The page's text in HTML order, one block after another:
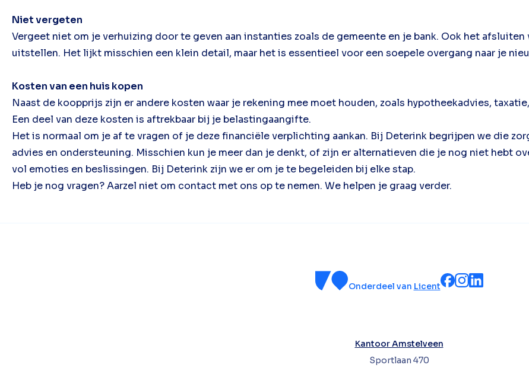
Niet vergeten
Vergeet niet om je verhuizing door te geven aan instanties zoals de gemeente en je bank. Ook het
uitstellen. Het lijkt misschien een klein detail, maar het is essentieel voor een soepele overgang naar je
Kosten van een huis kopen
Naast de koopprijs zijn er andere kosten waar je rekening mee moet houden, zoals hypotheekadvies,
Een deel van deze kosten is aftrekbaar bij je belastingaangifte.
Het is normaal om je af te vragen of je deze financiële verplichting aankan. Bij Deterink begrijpen we die
advies en ondersteuning. Misschien kun je meer dan je denkt, of zijn er alternatieven die je nog niet hebt
vol emoties en beslissingen. Bij Deterink zijn we er om je te begeleiden bij elke stap.
Heb je nog vragen? Aarzel niet om contact met ons op te nemen. We helpen je graag verder.
Onderdeel van Licent
Kantoor Amstelveen
Sportlaan 470